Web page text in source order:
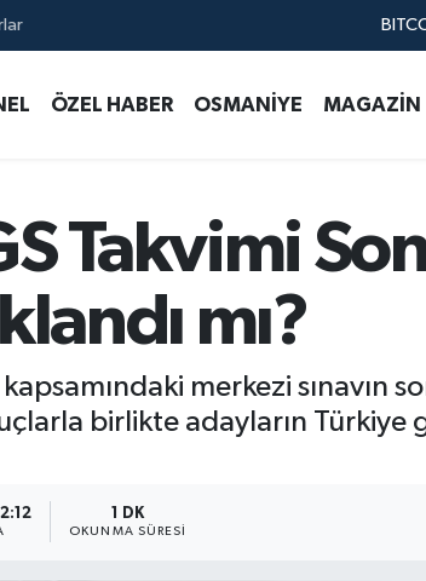
ÖZEL HABER OSMANİYE MAGAZİN
Takvimi
mı?
merkezi sınavın
birlikte adayların Türkiye
1 DK
OKUNMA SÜRESI